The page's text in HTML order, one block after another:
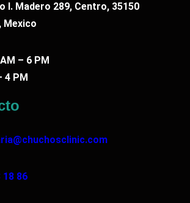
I. Madero 289, Centro, 35150
Mexico
– 6 PM
4 PM
18 86